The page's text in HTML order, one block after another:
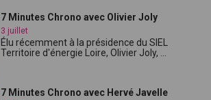
7 Minutes Chrono avec Olivier Joly
3 juillet
Élu récemment à la présidence du SIEL
Territoire d'énergie Loire, Olivier Joly, ...
7 Minutes Chrono avec Hervé Javelle